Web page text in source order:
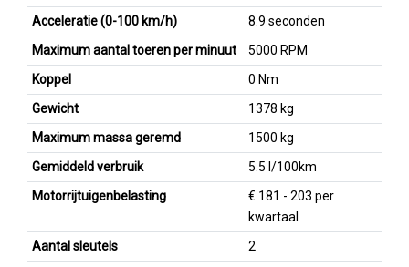
Acceleratie (0-100 km/h)
8.9 seconden
Maximum aantal toeren per minuut
5000 RPM
Koppel
0 Nm
Gewicht
1378 kg
Maximum massa geremd
1500 kg
Gemiddeld verbruik
5.5 l/100km
Motorrijtuigenbelasting
€ 181 - 203 per
kwartaal
Aantal sleutels
2